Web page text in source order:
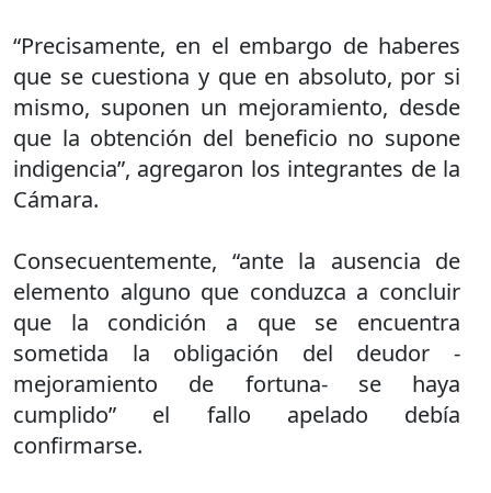
“Precisamente, en el embargo de haberes
que se cuestiona y que en absoluto, por si
mismo, suponen un mejoramiento, desde
que la obtención del beneficio no supone
indigencia”, agregaron los integrantes de la
Cámara.
Consecuentemente, “ante la ausencia de
elemento alguno que conduzca a concluir
que la condición a que se encuentra
sometida la obligación del deudor -
mejoramiento de fortuna- se haya
cumplido” el fallo apelado debía
confirmarse.